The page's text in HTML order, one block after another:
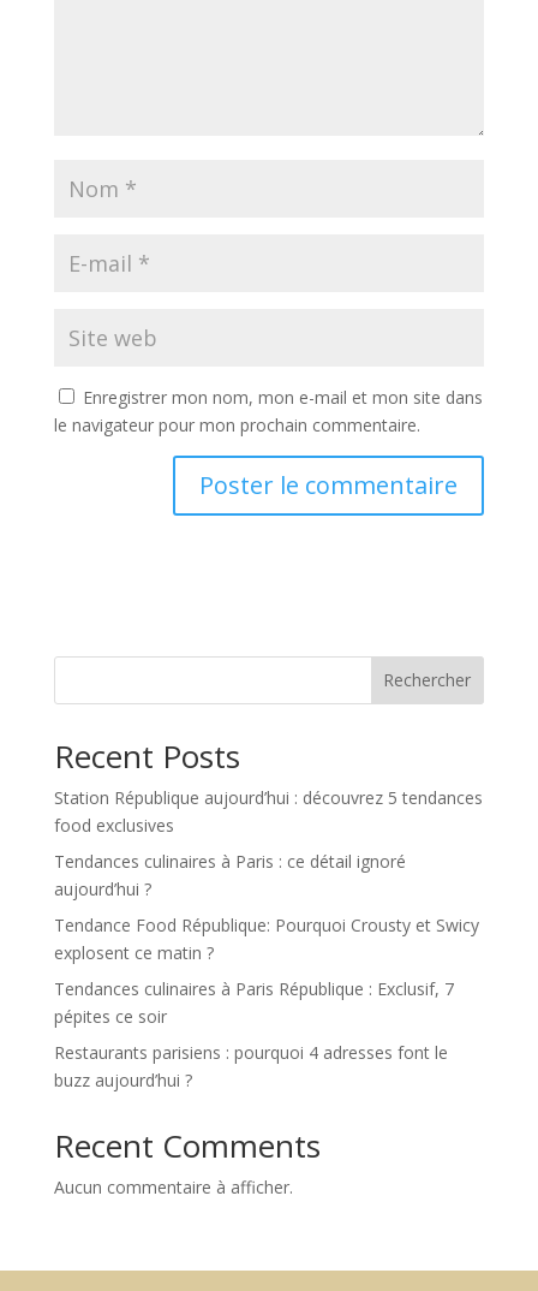
Enregistrer mon nom, mon e-mail et mon site dans
le navigateur pour mon prochain commentaire.
Rechercher
Recent Posts
Station République aujourd’hui : découvrez 5 tendances
food exclusives
Tendances culinaires à Paris : ce détail ignoré
aujourd’hui ?
Tendance Food République: Pourquoi Crousty et Swicy
explosent ce matin ?
Tendances culinaires à Paris République : Exclusif, 7
pépites ce soir
Restaurants parisiens : pourquoi 4 adresses font le
buzz aujourd’hui ?
Recent Comments
Aucun commentaire à afficher.